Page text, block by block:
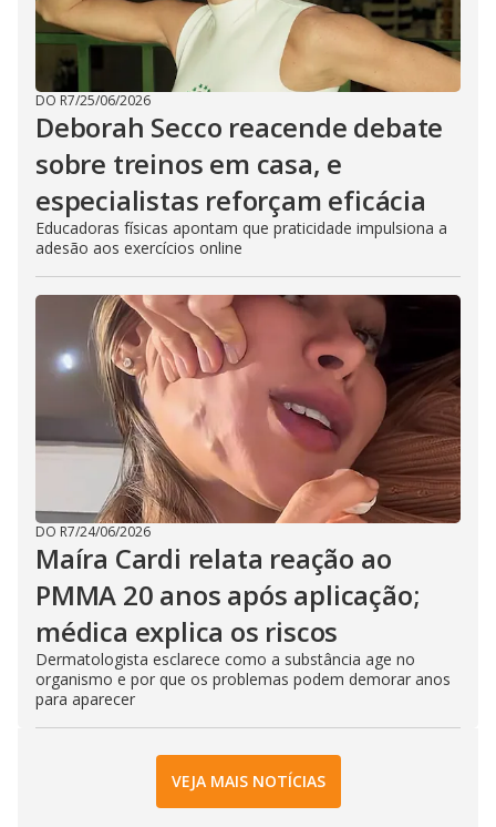
DO R7/25/06/2026
Deborah Secco reacende debate
sobre treinos em casa, e
especialistas reforçam eficácia
Educadoras físicas apontam que praticidade impulsiona a
adesão aos exercícios online
DO R7/24/06/2026
Maíra Cardi relata reação ao
PMMA 20 anos após aplicação;
médica explica os riscos
Dermatologista esclarece como a substância age no
organismo e por que os problemas podem demorar anos
para aparecer
VEJA MAIS NOTÍCIAS